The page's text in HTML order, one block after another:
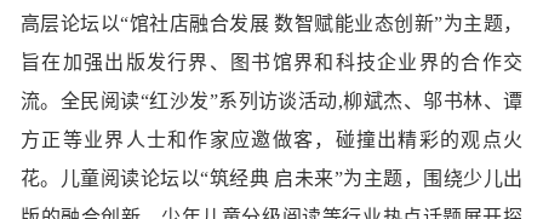
高层论坛以“馆社店融合发展 数智赋能业态创新”为主题，
旨在加强出版发行界、图书馆界和科技企业界的合作交
流。全民阅读“红沙发”系列访谈活动,柳斌杰、邬书林、谭
方正等业界人士和作家应邀做客，碰撞出精彩的观点火
花。儿童阅读论坛以“筑经典 启未来”为主题，围绕少儿出